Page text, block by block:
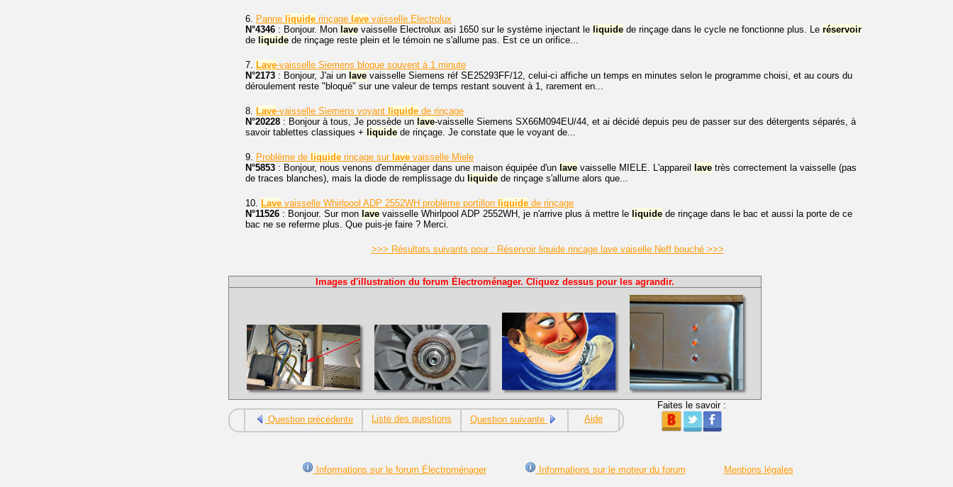
6. Panne liquide rinçage lave vaisselle Electrolux
N°4346 : Bonjour. Mon lave vaisselle Electrolux asi 1650 sur le système injectant le liquide de rinçage dans le cycle ne fonctionne plus. Le réservoir
de liquide de rinçage reste plein et le témoin ne s'allume pas. Est ce un orifice...
7. Lave-vaisselle Siemens bloque souvent à 1 minute
N°2173 : Bonjour, J'ai un lave vaisselle Siemens réf SE25293FF/12, celui-ci affiche un temps en minutes selon le programme choisi, et au cours du
déroulement reste "bloqué" sur une valeur de temps restant souvent à 1, rarement en...
8. Lave-vaisselle Siemens voyant liquide de rinçage
N°20228 : Bonjour à tous, Je possède un lave-vaisselle Siemens SX66M094EU/44, et ai décidé depuis peu de passer sur des détergents séparés, à
savoir tablettes classiques + liquide de rinçage. Je constate que le voyant de...
9. Problème de liquide rinçage sur lave vaisselle Miele
N°5853 : Bonjour, nous venons d'emménager dans une maison équipée d'un lave vaisselle MIELE. L'appareil lave très correctement la vaisselle (pas
de traces blanches), mais la diode de remplissage du liquide de rinçage s'allume alors que...
10. Lave vaisselle Whirlpool ADP 2552WH problème portillon liquide de rinçage
N°11526 : Bonjour. Sur mon lave vaisselle Whirlpool ADP 2552WH, je n'arrive plus à mettre le liquide de rinçage dans le bac et aussi la porte de ce
bac ne se referme plus. Que puis-je faire ? Merci.
>>> Résultats suivants pour : Réservoir liquide rincage lave vaiselle Neff bouché >>>
Images d'illustration du forum Électroménager. Cliquez dessus pour les agrandir.
Question précédente Liste des questions Question suivante Aide
Faites le savoir :
Informations sur le forum Électroménager Informations sur le moteur du forum
Mentions légales